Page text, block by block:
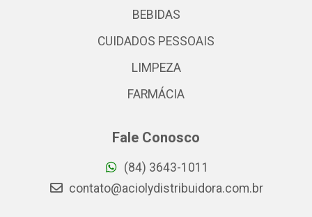
BEBIDAS
CUIDADOS PESSOAIS
LIMPEZA
FARMÁCIA
Fale Conosco
(84) 3643-1011
contato@aciolydistribuidora.com.br